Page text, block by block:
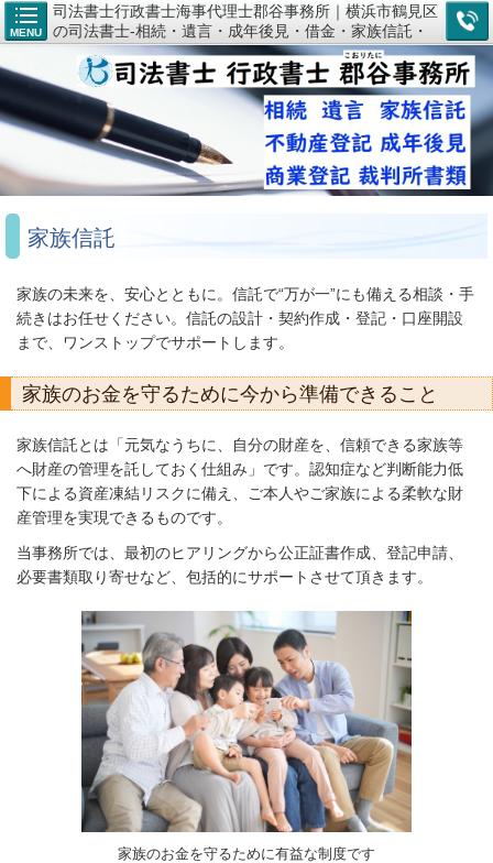
MENU
司法書士行政書士海事代理士郡谷事務所｜横浜市鶴見区
の司法書士-相続・遺言・成年後見・借金・家族信託・
登記のご相談なら
家族信託
家族の未来を、安心とともに。信託で“万が一”にも備える相談・手
続きはお任せください。信託の設計・契約作成・登記・口座開設
まで、ワンストップでサポートします。
家族のお金を守るために今から準備できること
家族信託とは「元気なうちに、自分の財産を、信頼できる家族等
へ財産の管理を託しておく仕組み」です。認知症など判断能力低
下による資産凍結リスクに備え、ご本人やご家族による柔軟な財
産管理を実現できるものです。
当事務所では、最初のヒアリングから公正証書作成、登記申請、
必要書類取り寄せなど、包括的にサポートさせて頂きます。
家族のお金を守るために有益な制度です